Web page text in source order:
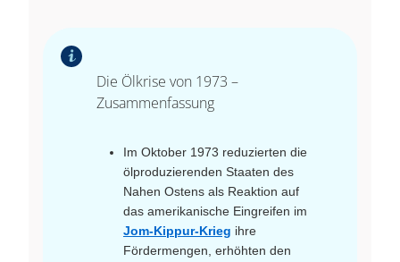
Die Ölkrise von 1973 –
Zusammenfassung
Im Oktober 1973 reduzierten die
ölproduzierenden Staaten des
Nahen Ostens als Reaktion auf
das amerikanische Eingreifen im
Jom-Kippur-Krieg ihre
Fördermengen, erhöhten den